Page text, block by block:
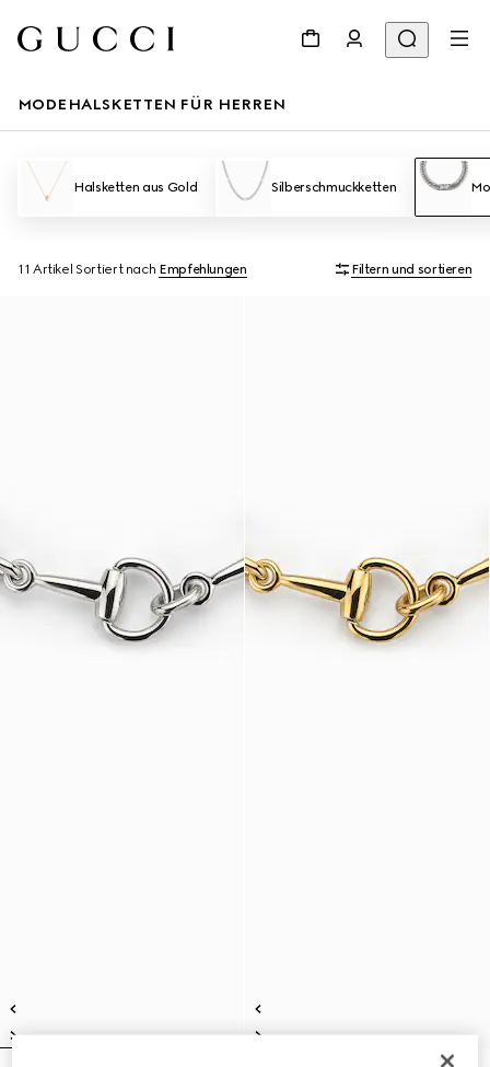
MODEHALSKETTEN FÜR HERREN
Halsketten aus Gold Silberschmuckketten
11 Artikel Sortiert nach Empfehlungen Filtern und sortieren